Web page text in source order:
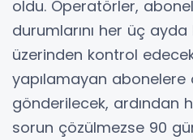
oldu. Operatörler,
durumlarını her üç ayda
üzerinden kontrol
yapılamayan abonelere
gönderilecek, ardından
sorun çözülmezse 90